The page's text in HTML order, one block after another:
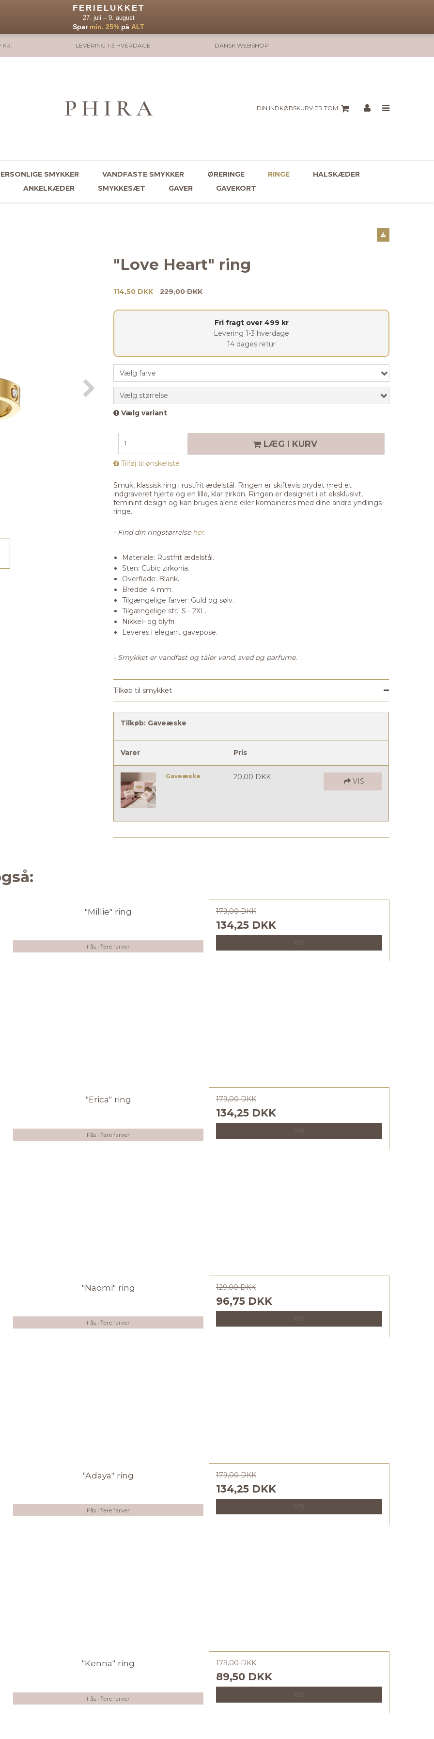
FERIELUKKET
27. juli – 9. august
Spar min. 25% på ALT
KR. LEVERING 1-3 HVERDAGE DANSK WEBSHOP
DIN INDKØBSKURV ER TOM
SMYKKER VANDFASTE SMYKKER ØRERINGE RINGE
HALSKÆDER
ANKELKÆDER
SMYKKESÆT GAVER GAVEKORT
"Love Heart" ring
114,50 DKK 229,00 DKK
Fri fragt over 499 kr
Levering 1-3 hverdage
14 dages retur
Vælg farve
Vælg størrelse
Vælg variant
LÆG I KURV
Tilføj til ønskeliste
Smuk, klassisk ring i rustfrit ædelstål. Ringen er skiftevis prydet med et
indgraveret hjerte og en lille, klar zirkon. Ringen er designet i et eksklusivt,
feminint design og kan bruges alene eller kombineres med dine andre yndlings-
ringe.
- Find din ringstørrelseher.
Materiale: Rustfrit ædelstål.
Sten: Cubic zirkonia.
Overflade: Blank.
Bredde: 4 mm.
Tilgængelige farver: Guld og sølv.
Tilgængelige str.: S - 2XL.
Nikkel- og blyfri.
Leveres i elegant gavepose.
- Smykket er vandfast og tåler vand, sved og parfume.
Tilkøb til smykket
Tilkøb: Gaveæske
Varer Pris
Gaveæske 20,00 DKK VIS
"Millie" ring
Fås i flere farver
179,00 DKK
134,25 DKK
"Erica" ring
Fås i flere farver
179,00 DKK
134,25 DKK
"Naomi" ring
Fås i flere farver
129,00 DKK
96,75 DKK
"Adaya" ring
Fås i flere farver
179,00 DKK
134,25 DKK
"Kenna" ring
Fås i flere farver
179,00 DKK
89,50 DKK